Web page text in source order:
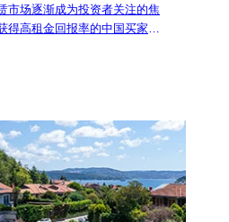
市场逐渐成为投资者关注的焦
得高租金回报率的中国买家。
者的目光。